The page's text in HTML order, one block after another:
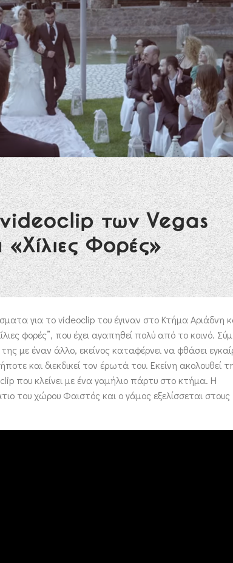
για το videoclip του έγιναν στο Κτήμα Αριάδνη
φορές”, που έχει αγαπηθεί πολύ από το κοινό.
με έναν άλλο, εκείνος καταφέρνει να φθάσει
και διεκδικεί τον έρωτά του. Εκείνη ακολουθεί
που κλείνει με ένα γαμήλιο πάρτυ στο κτήμα. Η
του χώρου Φαιστός και ο γάμος εξελίσσεται στους